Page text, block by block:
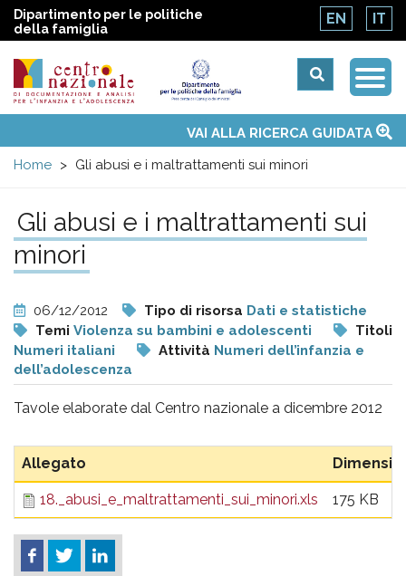
Dipartimento per le politiche
della famiglia
EN IT
Centro
nazionale
di
Documentazione
e
analisi
pr
l'infanzia
e
l'adolescenza
menu
Temi
Attività
Convenzione ONUVAI ALLA RICERCA GUIDATA
Home
Gli abusi e i maltrattamenti sui minori
Gli abusi e i maltrattamenti sui
minori
06/12/2012 Tipo di risorsa Dati e statistiche
Temi Violenza su bambini e adolescenti
Titoli
Numeri italiani
Attività Numeri dell’infanzia e
dell’adolescenza
Tavole elaborate dal Centro nazionale a dicembre 2012
Allegato
18._abusi_e_maltrattamenti_sui_minori.xls 175 KB